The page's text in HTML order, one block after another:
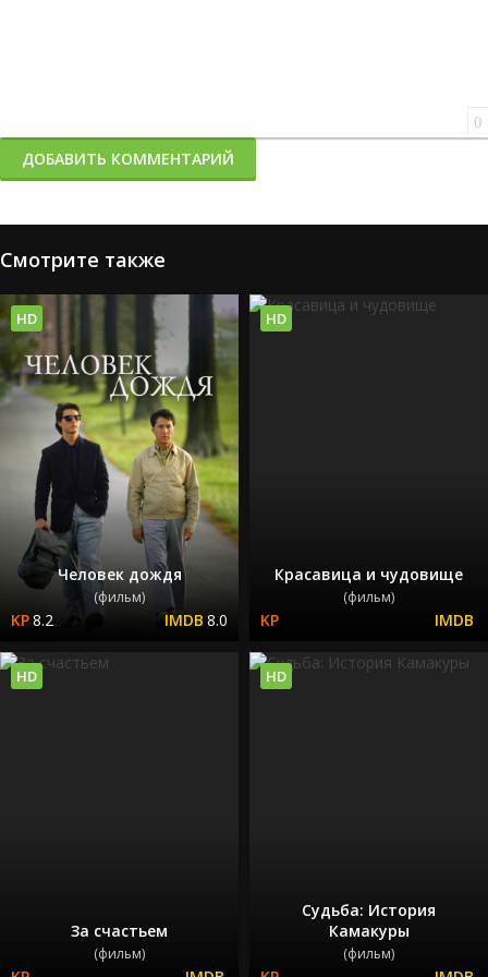
0
ДОБАВИТЬ КОММЕНТАРИЙ
Смотрите также
Человек дождя
(фильм)
8.2 8.0
HD
Красавица и чудовище
(фильм)
HD
За счастьем
(фильм)
HD
Судьба: История
Камакуры
(фильм)
HD